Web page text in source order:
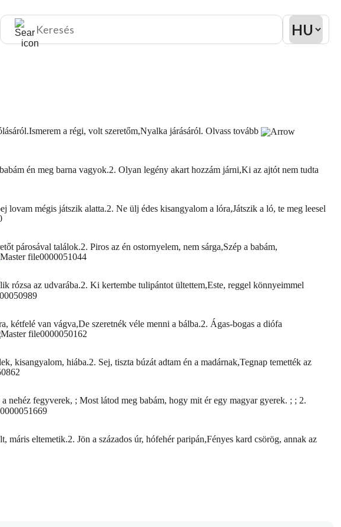
a régi, volt szeretőm,Nyalka járásáról. Olvass tovább
én meg barna vagyok.2. Olyan legény akart hozzám járni,Ki az ajtót nem tudta
mégis játszik alatta.2. Ne ülj édes kisangyalom a lóra,Játszik a ló, te meg leesel
párosával találok.2. Piros az én ostornyelem, nem sárga,Szép a babám,
rózsa az udvarába.2. Ki kertembe tulipántot ültettem,Este, reggel könnyeimmel
kétfelé van vágva,De szeretnék véle menni a bálba.2. Ágas-bogas a diófa
kisangyalom, hiába.2. Sej, tiszta búzát adtam én a madárnak,Tegnap temették az
nehéz fegyverek, ; Most látod meg babám, hogy mit ér egy magyar gyerek. ; ; 2.
eltemetik.2. Jön a százados úr, hófehér paripán,Fényes kard csörög, annak az